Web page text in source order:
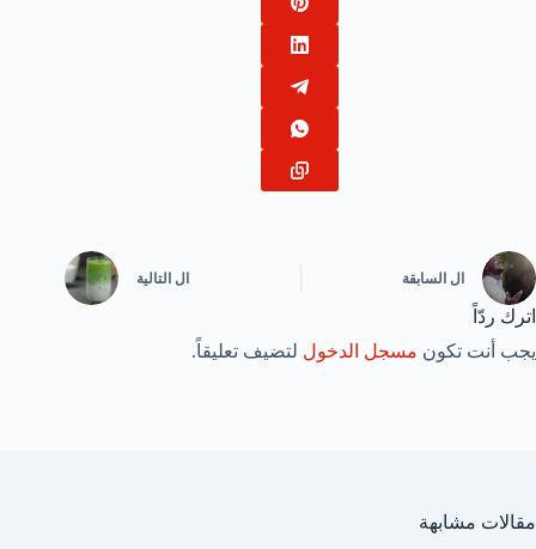
ال السابقة ال التالية
اترك ردّاً
يجب أنت تكون مسجل الدخول لتضيف تعليقاً.
مقالات مشابهة